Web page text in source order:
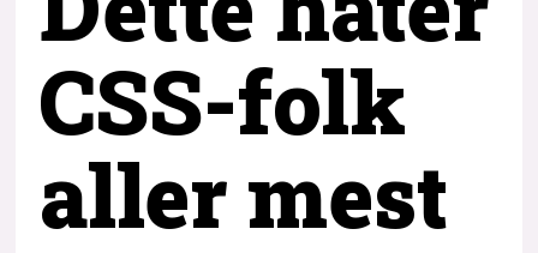
CSS-folk
aller mest